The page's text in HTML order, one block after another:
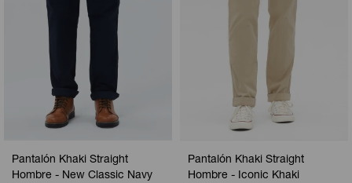
Pantalón Khaki Straight
Hombre - New Classic Navy
Pantalón Khaki Straight
Hombre - Iconic Khaki